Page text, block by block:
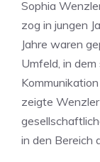
Sophia
zog in jungen
Jahre waren
Umfeld, in
zeigte
in den Bereich